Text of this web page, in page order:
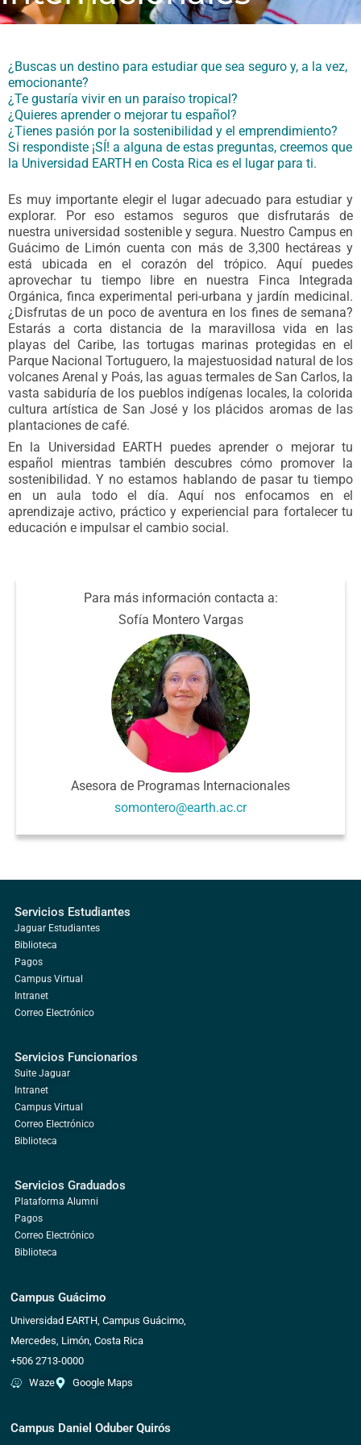
¿Buscas un destino para estudiar que sea seguro y, a la vez,
emocionante?
¿Te gustaría vivir en un paraíso tropical?
¿Quieres aprender o mejorar tu español?
¿Tienes pasión por la sostenibilidad y el emprendimiento?
Si respondiste ¡SÍ! a alguna de estas preguntas, creemos que
la Universidad EARTH en Costa Rica es el lugar para ti.
Es muy importante elegir el lugar adecuado para estudiar y
explorar. Por eso estamos seguros que disfrutarás de
nuestra universidad sostenible y segura. Nuestro Campus en
Guácimo de Limón cuenta con más de 3,300 hectáreas y
está ubicada en el corazón del trópico. Aquí puedes
aprovechar tu tiempo libre en nuestra Finca Integrada
Orgánica, finca experimental peri-urbana y jardín medicinal.
¿Disfrutas de un poco de aventura en los fines de semana?
Estarás a corta distancia de la maravillosa vida en las
playas del Caribe, las tortugas marinas protegidas en el
Parque Nacional Tortuguero, la majestuosidad natural de los
volcanes Arenal y Poás, las aguas termales de San Carlos, la
vasta sabiduría de los pueblos indígenas locales, la colorida
cultura artística de San José y los plácidos aromas de las
plantaciones de café.
En la Universidad EARTH puedes aprender o mejorar tu
español mientras también descubres cómo promover la
sostenibilidad. Y no estamos hablando de pasar tu tiempo
en un aula todo el día. Aquí nos enfocamos en el
aprendizaje activo, práctico y experiencial para fortalecer tu
educación e impulsar el cambio social.
Para más información contacta a:
Sofía Montero Vargas
Asesora de Programas Internacionales
somontero@earth.ac.cr
Servicios Estudiantes
Jaguar Estudiantes
Biblioteca
Pagos
Campus Virtual
Intranet
Correo Electrónico
Servicios Funcionarios
Suite Jaguar
Intranet
Campus Virtual
Correo Electrónico
Biblioteca
Servicios Graduados
Plataforma Alumni
Pagos
Correo Electrónico
Biblioteca
Campus Guácimo
Universidad EARTH, Campus Guácimo,
Mercedes, Limón, Costa Rica
+506 2713-0000
Waze
Google Maps
Campus Daniel Oduber Quirós